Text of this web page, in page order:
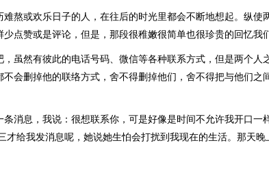
熬或欢乐日子的人，在往后的时光里都会不断地想起。纵使
点赞或是评论，但是，那段很稚嫩很简单也很珍贵的回忆我
虽然有彼此的电话号码、微信等各种联系方式，但是两个人
会删掉他的联络方式，舍不得删掉他们，舍不得把与他们之
消息，我说：很想联系你，可是好像是时间不允许我开口一
才给我发消息呢，她说她生怕会打扰到我现在的生活。那天